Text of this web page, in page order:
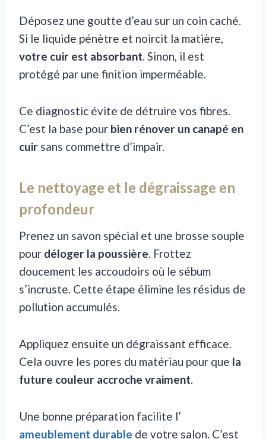
Déposez une goutte d’eau sur un coin caché.
Si le liquide pénètre et noircit la matière,
votre cuir est absorbant. Sinon, il est
protégé par une finition imperméable.
Ce diagnostic évite de détruire vos fibres.
C’est la base pour bien rénover un canapé en
cuir sans commettre d’impair.
Le nettoyage et le dégraissage en
profondeur
Prenez un savon spécial et une brosse souple
pour déloger la poussière. Frottez
doucement les accoudoirs où le sébum
s’incruste. Cette étape élimine les résidus de
pollution accumulés.
Appliquez ensuite un dégraissant efficace.
Cela ouvre les pores du matériau pour que la
future couleur accroche vraiment.
Une bonne préparation facilite l’
ameublement durable de votre salon. C’est